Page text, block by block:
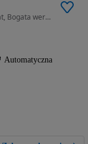
1998 cm3 • 192 KM • 2.0Benz-231ps, 4x4, Automat, Bogata wersja, Super stan,
Automatyczna